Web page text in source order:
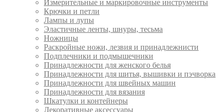
Измерительные и маркировочные инструменты
Крючки и петли
Лампы и лупы
Эластичные ленты, шнуры, тесьма
Ножницы
Раскройные ножи, лезвия и принадлежнисти
Подплечники и подмышечники
Принадлежности для женского белья
Принадлежности для шитья, вышивки и пэчворка
Принадлежности для швейных машин
Принадлежности для вязания
Шкатулки и контейнеры
Декоративные аксессуары